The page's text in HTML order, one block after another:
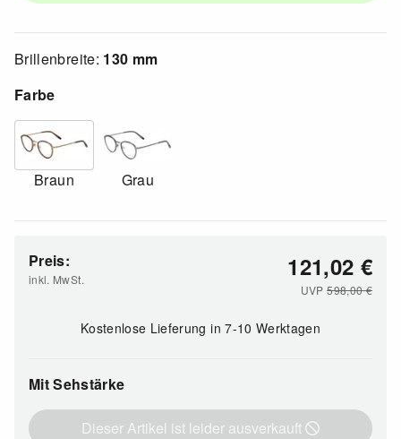
Brillenbreite: 130 mm
Farbe
Braun Grau
Preis:
inkl. MwSt. 121,02 €
UVP598,00€
Kostenlose Lieferungin 7-10 Werktagen
Mit Sehstärke
Dieser Artikel ist leider ausverkauft